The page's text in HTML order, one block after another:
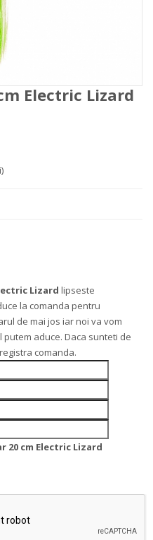
Electric Lizard
Lizard lipseste
la comanda pentru
de mai jos iar noi va vom
putem aduce. Daca sunteti de
comanda.
20 cm Electric Lizard